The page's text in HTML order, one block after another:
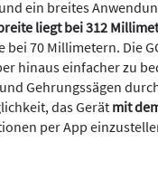
ein breites
liegt bei 312
70 Millimetern. Die
hinaus einfacher zu
Gehrungssägen
das Gerät mit
per App